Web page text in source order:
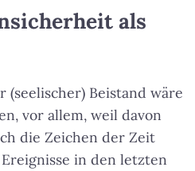
als
(seelischer) Beistand wäre
vor allem, weil davon
die Zeichen der Zeit
in den letzten